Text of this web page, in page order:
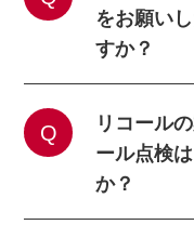
をお願い
すか？
リコール
ール点検
か？